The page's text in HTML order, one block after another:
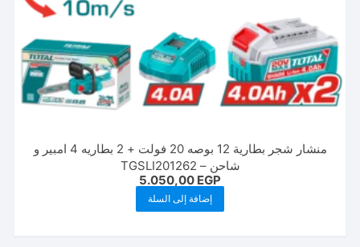
منشار شجر بطارية 12 بوصه 20 فولت + 2 بطاريه 4 امبير و
شاحن – TGSLI201262
5.050,00 EGP
إضافة إلى السلة